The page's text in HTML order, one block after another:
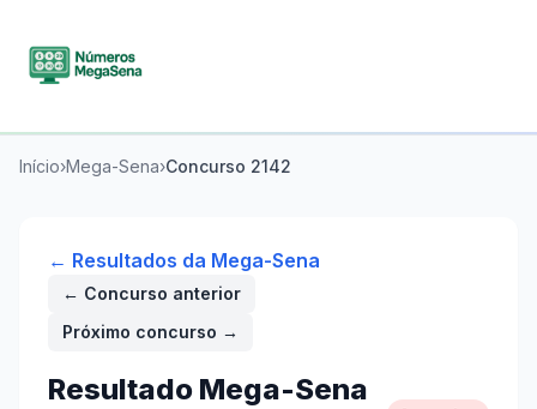
Início›Mega-Sena›Concurso 2142
← Resultados da Mega-Sena
← Concurso anterior
Próximo concurso →
Resultado Mega-Sena